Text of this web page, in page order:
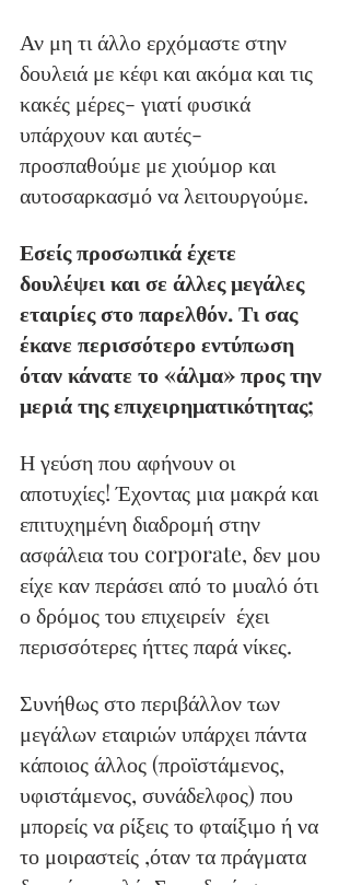
Αν μη τι άλλο ερχόμαστε στην
δουλειά με κέφι και ακόμα και τις
κακές μέρες- γιατί φυσικά
υπάρχουν και αυτές-
προσπαθούμε με χιούμορ και
αυτοσαρκασμό να λειτουργούμε.
Εσείς προσωπικά έχετε
δουλέψει και σε άλλες μεγάλες
εταιρίες στο παρελθόν. Τι σας
έκανε περισσότερο εντύπωση
όταν κάνατε το «άλμα» προς την
μεριά της επιχειρηματικότητας;
Η γεύση που αφήνουν οι
αποτυχίες! Έχοντας μια μακρά και
επιτυχημένη διαδρομή στην
ασφάλεια του corporate, δεν μου
είχε καν περάσει από το μυαλό ότι
ο δρόμος του επιχειρείν  έχει
περισσότερες ήττες παρά νίκες.
Συνήθως στο περιβάλλον των
μεγάλων εταιριών υπάρχει πάντα
κάποιος άλλος (προϊστάμενος,
υφιστάμενος, συνάδελφος) που
μπορείς να ρίξεις το φταίξιμο ή να
το μοιραστείς ,όταν τα πράγματα